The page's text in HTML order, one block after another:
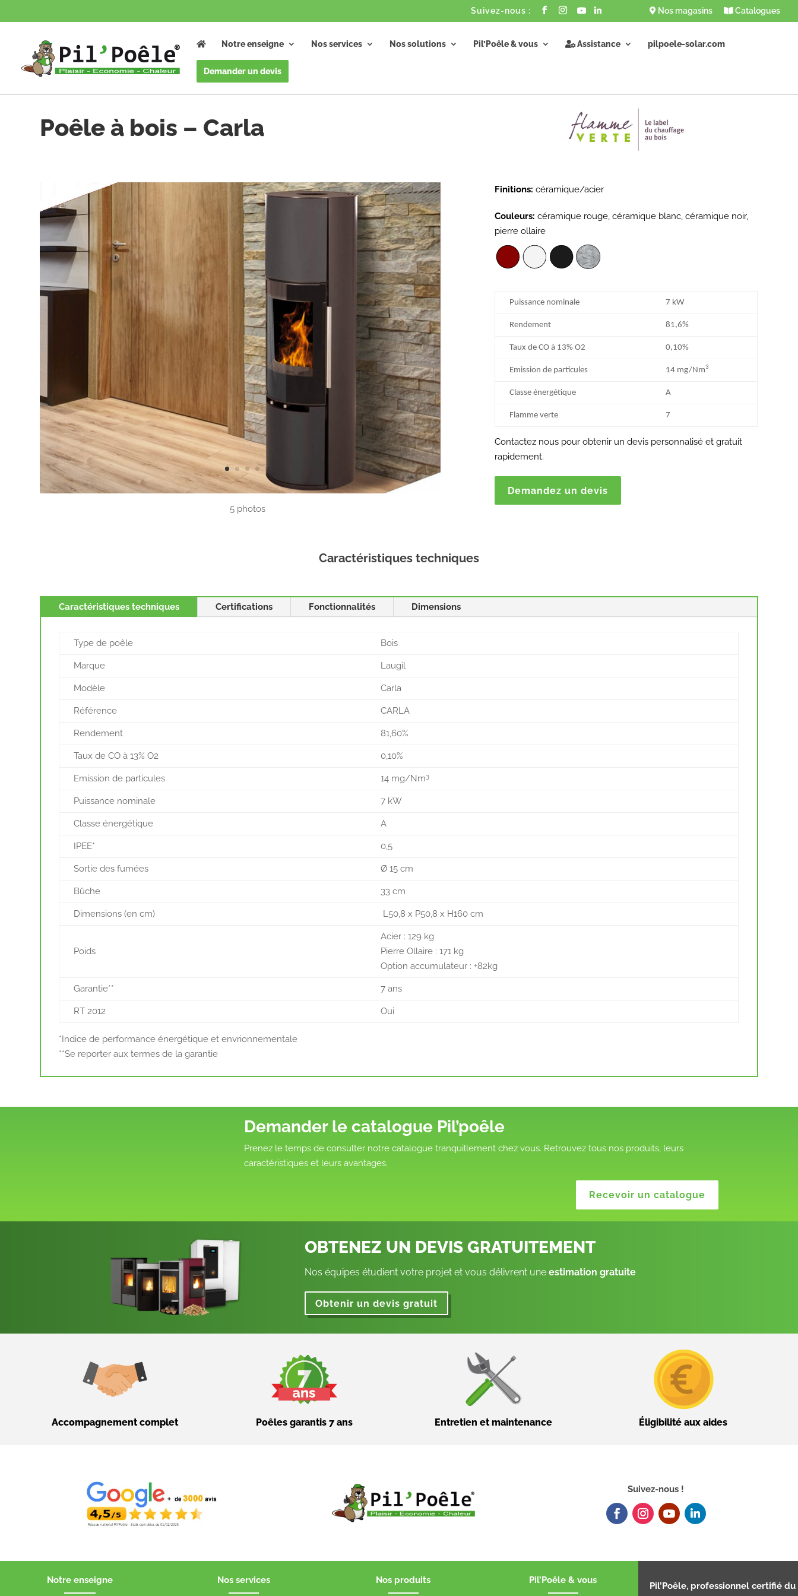
Nos magasins Catalogues
Notre enseigne Nos services Nos solutions Pil’Poêle & vous Assistance pilpoele-solar.com
Demander un devis
Accueil Poêle à bois Carla
Poêle à bois – Carla
5 photos
Finitions: céramique/acier
Couleurs: céramique rouge, céramique blanc, céramique noir,
pierre ollaire
Puissance nominale 7 kW
Rendement 81,6%
Taux de CO à 13% O2 0,10%
Emission de particules 14 mg/Nm3
Classe énergétique A
Flamme verte 7
Contactez nous pour obtenir un devis personnalisé et gratuit
rapidement.
Demandez un devis
Caractéristiques techniques
Caractéristiques techniques Certifications Fonctionnalités Dimensions
Type de poêle Bois
Marque Laugil
Modèle Carla
Référence CARLA
Rendement 81,60%
Taux de CO à 13% O2 0,10%
Emission de particules 14 mg/Nm3
Puissance nominale 7 kW
Classe énergétique A
IPEE* 0,5
Sortie des fumées Ø 15 cm
Bûche 33 cm
Dimensions (en cm) L50,8 x P50,8 x H160 cm
Poids
Acier : 129 kg
Pierre Ollaire : 171 kg
Option accumulateur : +82kg
Garantie** 7 ans
RT 2012 Oui
*Indice de performance énergétique et envrionnementale
**Se reporter aux termes de la garantie
Demander le catalogue Pil’poêle
Prenez le temps de consulter notre catalogue tranquillement chez vous. Retrouvez tous nos produits, leurs
caractéristiques et leurs avantages.
Recevoir un catalogue
OBTENEZ UN DEVIS GRATUITEMENT
Nos équipes étudient votre projet et vous délivrent une estimation gratuite
Obtenir un devis gratuit
Accompagnement complet Poêles garantis 7 ans Entretien et maintenance Éligibilité aux aides
Suivez-nous !
Notre enseigne Nos services Nos produits Pil’Poêle & vous
Pil’Poêle, professionnel certifié du